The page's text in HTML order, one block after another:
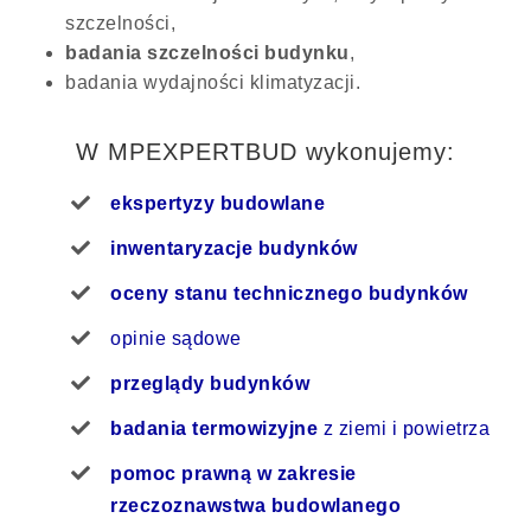
szczelności,
badania szczelności budynku,
badania wydajności klimatyzacji.
W MPEXPERTBUD wykonujemy:
ekspertyzy budowlane
inwentaryzacje budynków
oceny stanu technicznego budynków
opinie sądowe
przeglądy budynków
badania termowizyjne z ziemi i powietrza
pomoc prawną w zakresie
rzeczoznawstwa budowlanego